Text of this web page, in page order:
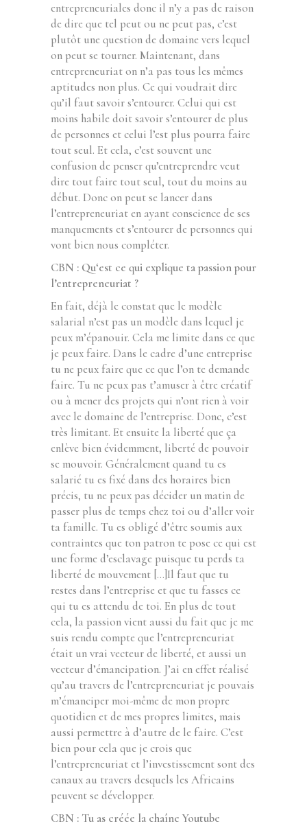
entrepreneuriales donc il n’y a pas de raison
de dire que tel peut ou ne peut pas, c’est
plutôt une question de domaine vers lequel
on peut se tourner. Maintenant, dans
entrepreneuriat on n’a pas tous les mêmes
aptitudes non plus. Ce qui voudrait dire
qu’il faut savoir s’entourer. Celui qui est
moins habile doit savoir s’entourer de plus
de personnes et celui l’est plus pourra faire
tout seul. Et cela, c’est souvent une
confusion de penser qu’entreprendre veut
dire tout faire tout seul, tout du moins au
début. Donc on peut se lancer dans
l’entrepreneuriat en ayant conscience de ses
manquements et s’entourer de personnes qui
vont bien nous compléter.
CBN : Qu‘est ce qui explique ta passion pour
l’entrepreneuriat ?
En fait, déjà le constat que le modèle
salarial n’est pas un modèle dans lequel je
peux m’épanouir. Cela me limite dans ce que
je peux faire. Dans le cadre d’une entreprise
tu ne peux faire que ce que l’on te demande
faire. Tu ne peux pas t’amuser à être créatif
ou à mener des projets qui n’ont rien à voir
avec le domaine de l’entreprise. Donc, c’est
très limitant. Et ensuite la liberté que ça
enlève bien évidemment, liberté de pouvoir
se mouvoir. Généralement quand tu es
salarié tu es fixé dans des horaires bien
précis, tu ne peux pas décider un matin de
passer plus de temps chez toi ou d’aller voir
ta famille. Tu es obligé d’être soumis aux
contraintes que ton patron te pose ce qui est
une forme d’esclavage puisque tu perds ta
liberté de mouvement […]Il faut que tu
restes dans l’entreprise et que tu fasses ce
qui tu es attendu de toi. En plus de tout
cela, la passion vient aussi du fait que je me
suis rendu compte que l’entrepreneuriat
était un vrai vecteur de liberté, et aussi un
vecteur d’émancipation. J’ai en effet réalisé
qu’au travers de l’entrepreneuriat je pouvais
m’émanciper moi-même de mon propre
quotidien et de mes propres limites, mais
aussi permettre à d’autre de le faire. C’est
bien pour cela que je crois que
l’entrepreneuriat et l’investissement sont des
canaux au travers desquels les Africains
peuvent se développer.
CBN : Tu as créée la chaîne Youtube